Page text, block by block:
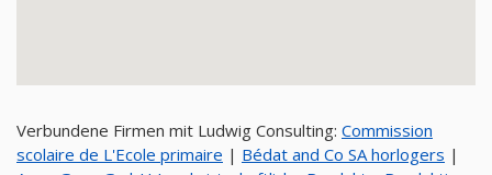
Verbundene Firmen mit Ludwig Consulting: Commission
scolaire de L'Ecole primaire | Bédat and Co SA horlogers |